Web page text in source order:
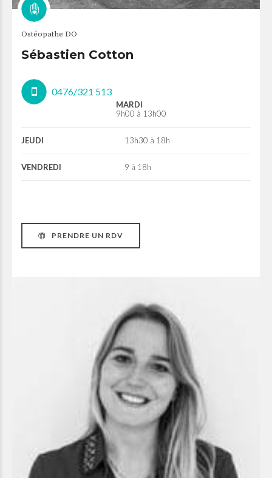
Ostéopathe DO
Sébastien Cotton
0476/321 513
MARDI
9h00 à 13h00
JEUDI 13h30 à 18h
VENDREDI 9 à 18h
PRENDRE UN RDV